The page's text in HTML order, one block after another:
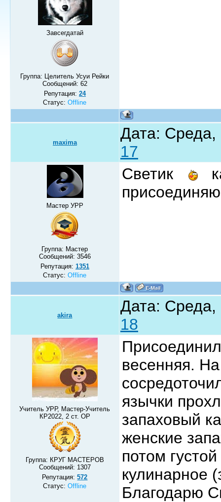
Завсегдатай
Группа: Целитель Усуи Рейки
Сообщений: 62
Репутация: 24
Статус:Offline
maxima
Дата:
17
Мастер УРР
Группа: Мастер
Сообщений: 3546
Репутация: 1351
Статус:Offline
Светик
akira
Дата:
18
Учитель УРР, Мастер-Учитель
КР2022, 2 ст. ОР
Группа: КРУГ МАСТЕРОВ
Сообщений: 1307
Репутация:572
Статус:Offline
весенняя.
язычки
запаховый
женские
потом
кулинарное
Благодарю